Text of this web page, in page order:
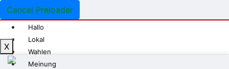
Cancel Preloader
Hallo
Lokal
Wahlen
Meinung
X